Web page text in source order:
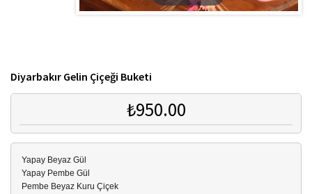
Diyarbakır Gelin Çiçeği Buketi
₺950.00
Yapay Beyaz Gül
Yapay Pembe Gül
Pembe Beyaz Kuru Çiçek